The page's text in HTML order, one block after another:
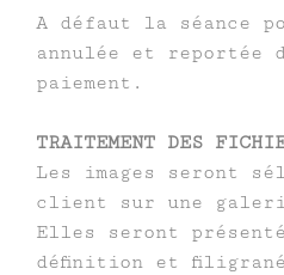
A défaut la séance
annulée et reportée
paiement.
TRAITEMENT DES
Les images seront
client sur une
Elles seront
définition et